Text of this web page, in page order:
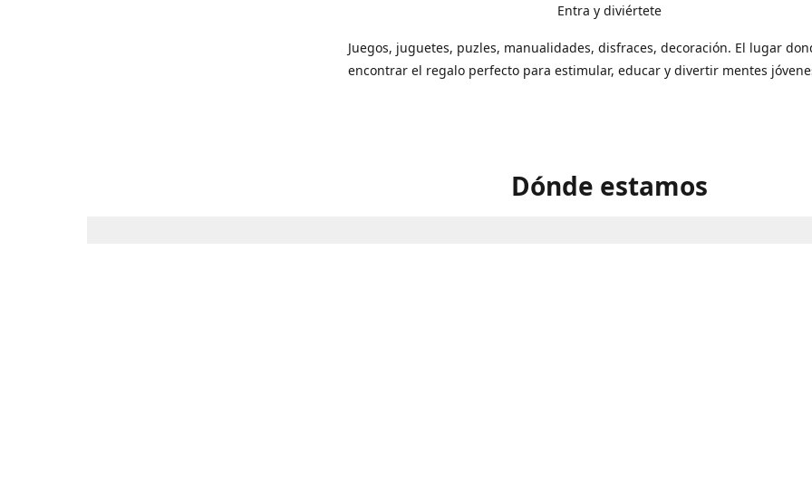
Entra y diviértete
Juegos, juguetes, puzles, manualidades, disfraces, decoración. El lugar
encontrar el regalo perfecto para estimular, educar y divertir mentes
Dónde estamos